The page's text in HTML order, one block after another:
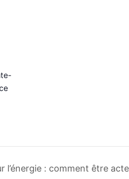
l’énergie : comment être